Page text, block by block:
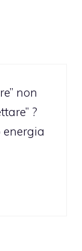
non
?
energia